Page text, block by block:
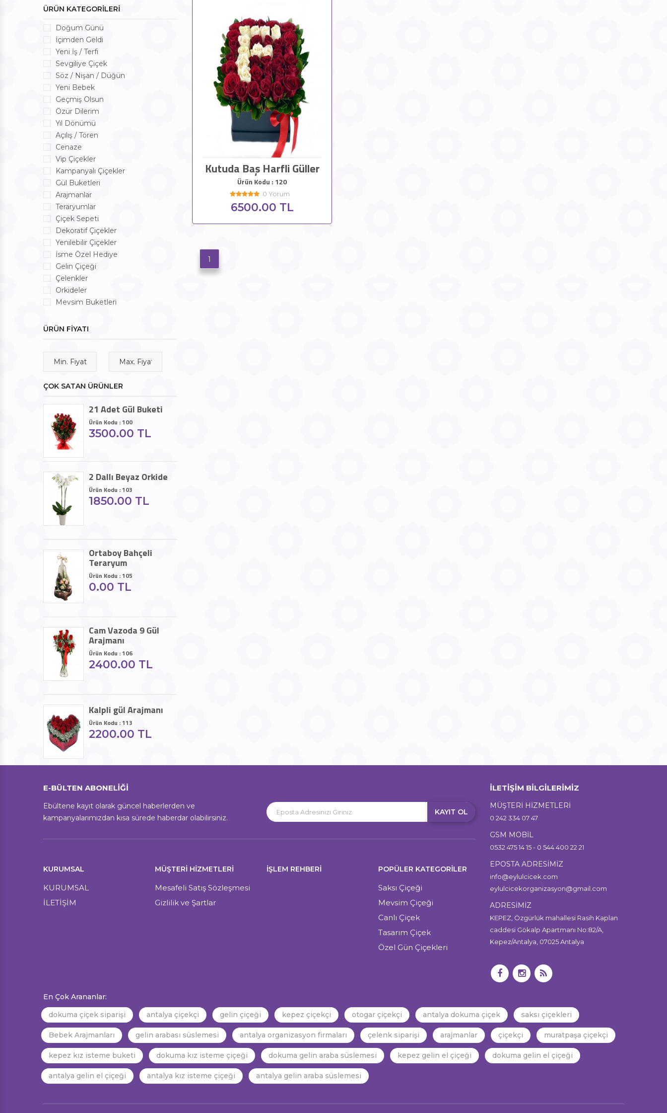
Kutuda Baş Harfli Güller
Ürün Kodu : 120
0 Yorum
6500.00 TL
1
ÜRÜN KATEGORİLERİ
Doğum Günü
İçimden Geldi
Yeni İş / Terfi
Sevgiliye Çiçek
Söz / Nişan / Düğün
Yeni Bebek
Geçmiş Olsun
Özür Dilerim
Yıl Dönümü
Açılış / Tören
Cenaze
Vip Çiçekler
Kampanyalı Çiçekler
Gül Buketleri
Arajmanlar
Teraryumlar
Çiçek Sepeti
Dekoratif Çiçekler
Yenilebilir Çiçekler
İsme Özel Hediye
Gelin Çiçeği
Çelenkler
Orkideler
Mevsim Buketleri
ÜRÜN FİYATI
ÇOK SATAN ÜRÜNLER
21 Adet Gül Buketi
Ürün Kodu : 100
3500.00 TL
2 Dallı Beyaz Orkide
Ürün Kodu : 103
1850.00 TL
Ortaboy Bahçeli
Teraryum
Ürün Kodu : 105
0.00 TL
Cam Vazoda 9 Gül
Arajmanı
Ürün Kodu : 106
2400.00 TL
Kalpli gül Arajmanı
Ürün Kodu : 113
2200.00 TL
E-BÜLTEN ABONELİĞİ
Ebültene kayıt olarak güncel haberlerden ve
kampanyalarımızdan kısa sürede haberdar olabilirsiniz.
KAYIT OL
KURUMSAL
KURUMSAL
İLETİŞİM
MÜŞTERI HIZMETLERI
Mesafeli Satış Sözleşmesi
Gizlilik ve Şartlar
İŞLEM REHBERİ POPÜLER KATEGORİLER
Saksı Çiçeği
Mevsim Çiçeği
Canlı Çiçek
Tasarım Çiçek
Özel Gün Çiçekleri
İLETİŞİM BİLGİLERİMİZ
MÜŞTERİ HİZMETLERİ
0 242 334 07 47
GSM MOBİL
0532 475 14 15 - 0 544 400 22 21
EPOSTA ADRESİMİZ
info@eylulcicek.com
eylulcicekorganizasyon@gmail.com
ADRESİMİZ
KEPEZ, Özgürlük mahallesi Rasih Kaplan
caddesi Gökalp Apartmanı No:82/A,
Kepez/Antalya, 07025 Antalya
En Çok Arananlar:
dokuma çiçek siparişi
antalya çiçekçi gelin çiçeği kepez çiçekçi otogar çiçekçi antalya dokuma çiçek saksı çiçekleri
Bebek Arajmanları gelin arabası süslemesi antalya organizasyon firmaları çelenk siparişi arajmanlar çiçekçi muratpaşa çiçekçi
kepez kız isteme buketi dokuma kız isteme çiçeği dokuma gelin araba süslemesi kepez gelin el çiçeği dokuma gelin el çiçeği
antalya gelin el çiçeği antalya kız isteme çiçeği antalya gelin araba süslemesi